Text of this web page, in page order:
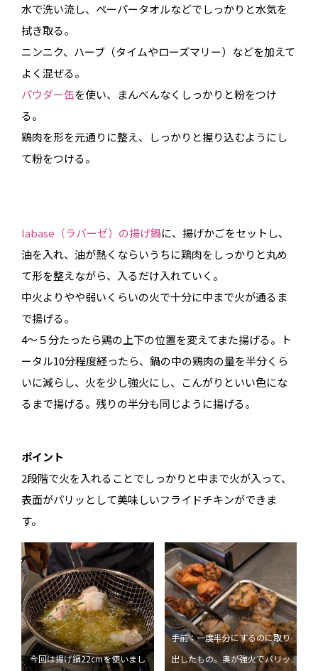
水で洗い流し、ペーパータオルなどでしっかりと水気を
拭き取る。
ニンニク、ハーブ（タイムやローズマリー）などを加えて
よく混ぜる。
パウダー缶を使い、まんべんなくしっかりと粉をつけ
る。
鶏肉を形を元通りに整え、しっかりと握り込むようにし
て粉をつける。
labase（ラバーゼ）の揚げ鍋に、揚げかごをセットし、
油を入れ、油が熱くならいうちに鶏肉をしっかりと丸め
て形を整えながら、入るだけ入れていく。
中火よりやや弱いくらいの火で十分に中まで火が通るま
で揚げる。
4〜５分たったら鶏の上下の位置を変えてまた揚げる。ト
ータル10分程度経ったら、鍋の中の鶏肉の量を半分くら
いに減らし、火を少し強火にし、こんがりといい色にな
るまで揚げる。残りの半分も同じように揚げる。
ポイント
2段階で火を入れることでしっかりと中まで火が入って、
表面がパリッとして美味しいフライドチキンができま
す。
今回は揚げ鍋22cmを使いまし
手前：一度半分にするのに取り
出したもの。奥が強火でパリッ